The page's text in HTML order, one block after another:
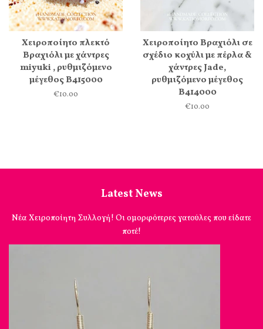
Χειροποίητο πλεκτό
Βραχιόλι με χάντρες
miyuki , ρυθμιζόμενο
μέγεθος Β415000
€10.00
Χειροποίητο Βραχιόλι σε
σχέδιο κοχύλι με πέρλα &
χάντρες Jade,
ρυθμιζόμενο μέγεθος
Β414000
€10.00
Latest News
Νέα Χειροποίητη Συλλογή! Οι ομορφότερες γατούλες που είδατε
ποτέ!